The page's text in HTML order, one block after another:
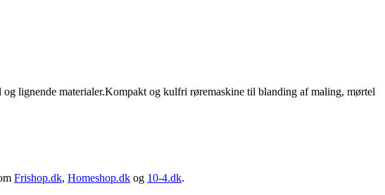
lignende materialer.Kompakt og kulfri røremaskine til blanding af maling, mørtel
Frishop.dk, Homeshop.dk og 10-4.dk.